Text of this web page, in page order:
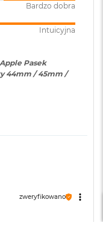
Bardzo dobra
Intuicyjna
Apple Pasek
44mm / 45mm /
zweryfikowano
Cena jaką